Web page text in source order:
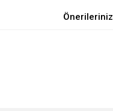
Önerileriniz